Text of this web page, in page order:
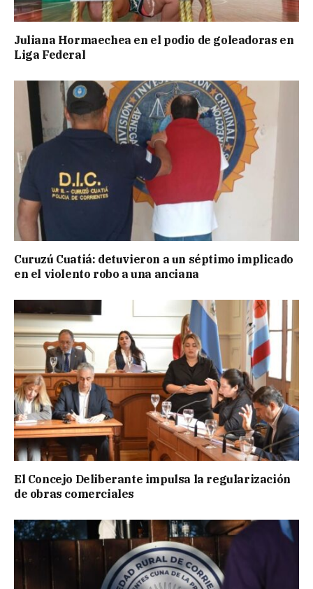
Juliana Hormaechea en el podio de goleadoras en
Liga Federal
Curuzú Cuatiá: detuvieron a un séptimo implicado
en el violento robo a una anciana
El Concejo Deliberante impulsa la regularización
de obras comerciales